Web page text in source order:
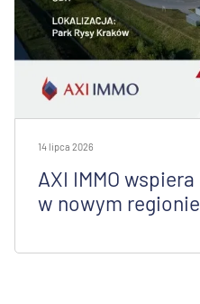
14 lipca 2026
AXI IMMO
w nowym